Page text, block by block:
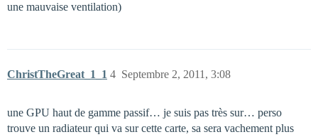
une mauvaise ventilation)
ChristTheGreat_1_1 Septembre 2, 2011, 3:08
4
une GPU haut de gamme passif… je suis pas très sur… perso
trouve un radiateur qui va sur cette carte, sa sera vachement plus